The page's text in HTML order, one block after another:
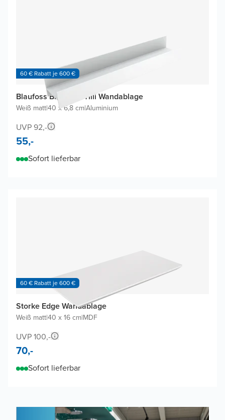
60 € Rabatt je 600 €
Blaufoss Blackline Tilli Wandablage
Weiß matt|40 x 6,8 cm|Aluminium
UVP 92,-
55,-
Sofort lieferbar
60 € Rabatt je 600 €
Storke Edge Wandablage
Weiß matt|40 x 16 cm|MDF
UVP 100,-
70,-
Sofort lieferbar